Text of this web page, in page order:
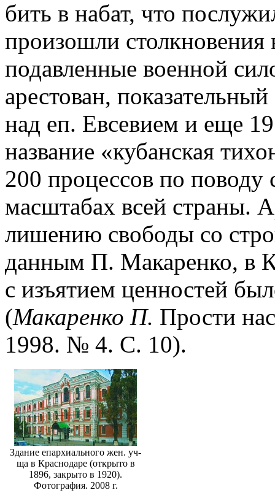
бить в набат, что
произошли
подавленные военной
арестован,
над еп. Евсевием и еще
название «кубанская
200 процессов по поводу
масштабах всей страны.
лишению свободы со
данным П. Макаренко, в
с изъятием ценностей
(Макаренко П. Прости
1998. № 4. С. 10).
Здание епархиального жен. уч-
ща в Краснодаре (открыто в
1896, закрыто в 1920).
Фотография. 2008 г.